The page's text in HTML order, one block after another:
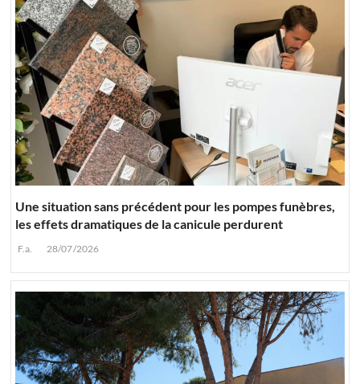
Une situation sans précédent pour les pompes funèbres,
les effets dramatiques de la canicule perdurent
F.a. 28/07/2026